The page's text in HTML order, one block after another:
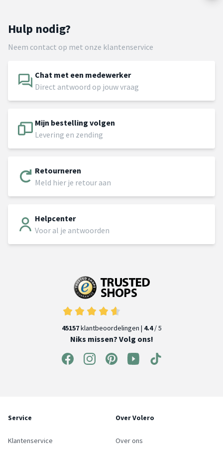
Hulp nodig?
Neem contact op met onze klantenservice
Chat met een medewerker
Direct antwoord op jouw vraag
Mijn bestelling volgen
Levering en zending
Retourneren
Meld hier je retour aan
Helpcenter
Voor al je antwoorden
45157klantbeoordelingen | 4.4/ 5
Niks missen? Volg ons!
Service
Klantenservice
Over Volero
Over ons